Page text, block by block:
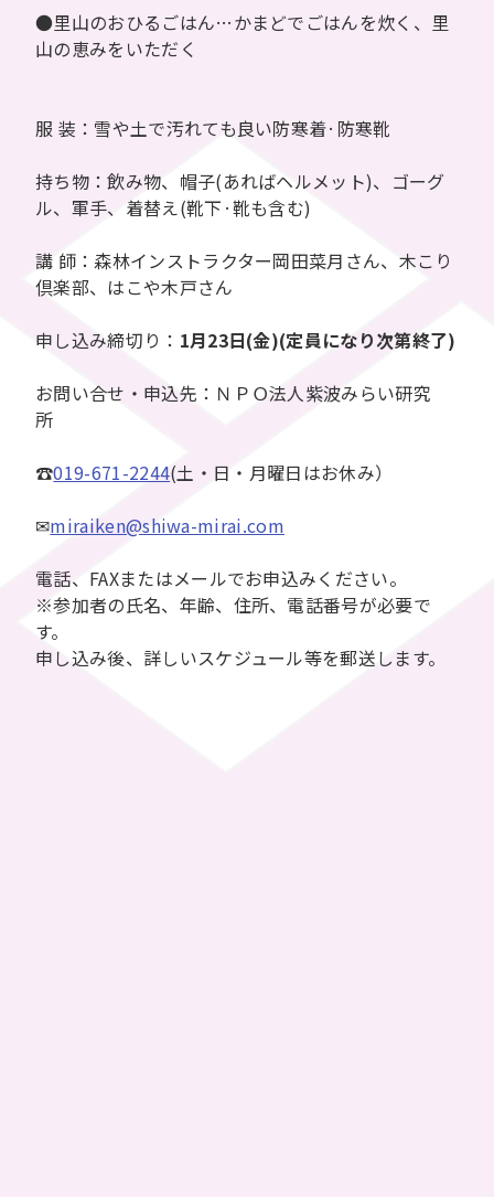
●里山のおひるごはん…かまどでごはんを炊く、里
山の恵みをいただく
服 装：雪や土で汚れても良い防寒着·防寒靴
持ち物：飲み物、帽子(あればヘルメット)、ゴーグ
ル、軍手、着替え(靴下·靴も含む)
講 師：森林インストラクター岡田菜月さん、木こり
倶楽部、はこや木戸さん
申し込み締切り： 1月23日(金)(定員になり次第終了)
お問い合せ・申込先：ＮＰＯ法人紫波みらい研究
所
☎019-671-2244(土・日・月曜日はお休み）
✉miraiken@shiwa-mirai.com
電話、FAXまたはメールでお申込みください。
※参加者の氏名、年齢、住所、電話番号が必要で
す。
申し込み後、詳しいスケジュール等を郵送します。